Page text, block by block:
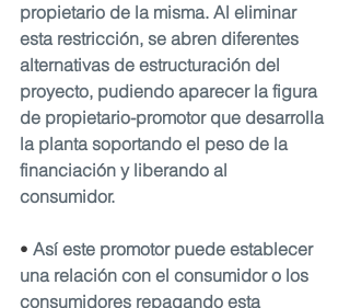
propietario de la misma. Al eliminar
esta restricción, se abren diferentes
alternativas de estructuración del
proyecto, pudiendo aparecer la figura
de propietario-promotor que desarrolla
la planta soportando el peso de la
financiación y liberando al
consumidor.
• Así este promotor puede establecer
una relación con el consumidor o los
consumidores repagando esta